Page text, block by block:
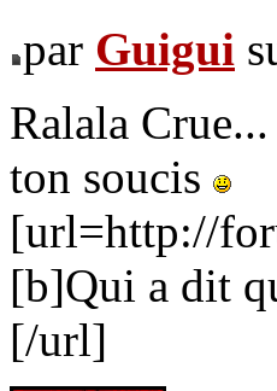
par Guigui
Ralala
ton soucis
[url=http://
[b]Qui a dit
[/url]